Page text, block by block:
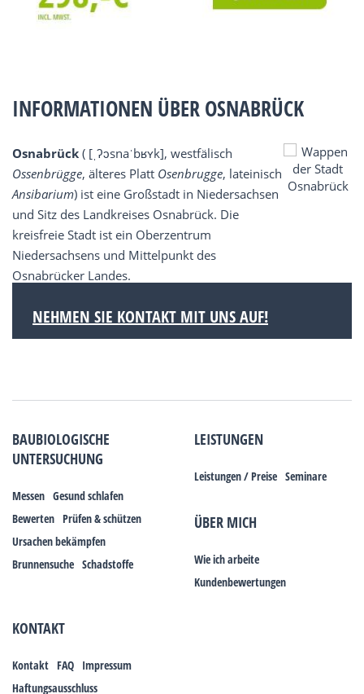
INFORMATIONEN ÜBER OSNABRÜCK
Osnabrück ( [ˌʔɔsnaˈbʁʏk], westfälisch
Ossenbrügge, älteres Platt Osenbrugge, lateinisch
Ansibarium) ist eine Großstadt in Niedersachsen
und Sitz des Landkreises Osnabrück. Die
kreisfreie Stadt ist ein Oberzentrum
Niedersachsens und Mittelpunkt des
Osnabrücker Landes.
NEHMEN SIE KONTAKT MIT UNS AUF!
BAUBIOLOGISCHE
UNTERSUCHUNG
Messen Gesund schlafen
Bewerten Prüfen & schützen
Ursachen bekämpfen
Brunnensuche Schadstoffe
LEISTUNGEN
Leistungen / Preise Seminare
ÜBER MICH
Wie ich arbeite
Kundenbewertungen
KONTAKT
Kontakt FAQ Impressum
Haftungsausschluss